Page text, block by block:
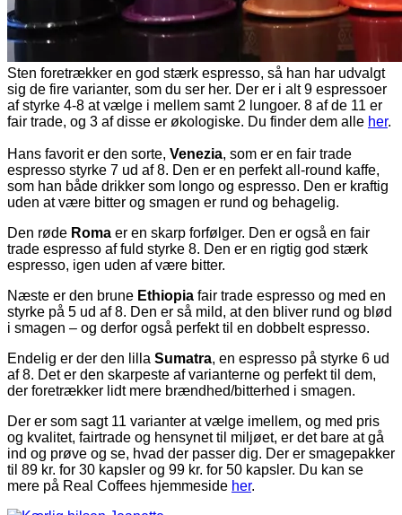
Sten foretrækker en god stærk espresso, så han har udvalgt
sig de fire varianter, som du ser her. Der er i alt 9 espressoer
af styrke 4-8 at vælge i mellem samt 2 lungoer. 8 af de 11 er
fair trade, og 3 af disse er økologiske. Du finder dem alle her.
Hans favorit er den sorte, Venezia, som er en fair trade
espresso styrke 7 ud af 8. Den er en perfekt all-round kaffe,
som han både drikker som longo og espresso. Den er kraftig
uden at være bitter og smagen er rund og behagelig.
Den røde Roma er en skarp forfølger. Den er også en fair
trade espresso af fuld styrke 8. Den er en rigtig god stærk
espresso, igen uden af være bitter.
Næste er den brune Ethiopia fair trade espresso og med en
styrke på 5 ud af 8. Den er så mild, at den bliver rund og blød
i smagen – og derfor også perfekt til en dobbelt espresso.
Endelig er der den lilla Sumatra, en espresso på styrke 6 ud
af 8. Det er den skarpeste af varianterne og perfekt til dem,
der foretrækker lidt mere brændhed/bitterhed i smagen.
Der er som sagt 11 varianter at vælge imellem, og med pris
og kvalitet, fairtrade og hensynet til miljøet, er det bare at gå
ind og prøve og se, hvad der passer dig. Der er smagepakker
til 89 kr. for 30 kapsler og 99 kr. for 50 kapsler. Du kan se
mere på Real Coffees hjemmeside her.